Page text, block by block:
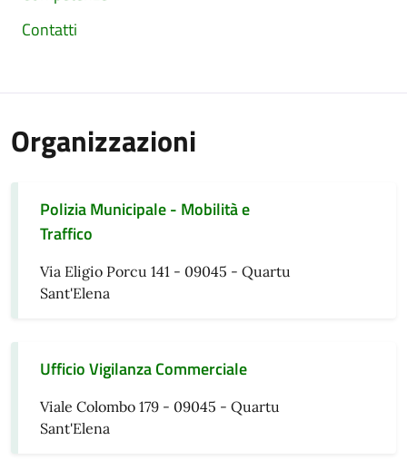
Contatti
Organizzazioni
Polizia Municipale - Mobilità e
Traffico
Via Eligio Porcu 141 - 09045 - Quartu
Sant'Elena
Ufficio Vigilanza Commerciale
Viale Colombo 179 - 09045 - Quartu
Sant'Elena